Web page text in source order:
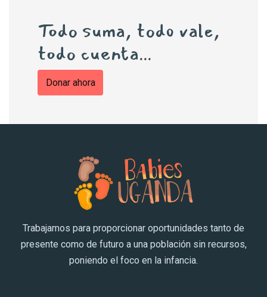
Todo suma, todo vale,
todo cuenta...
Donar ahora
Trabajamos para proporcionar oportunidades tanto de
presente como de futuro a una población sin recursos,
poniendo el foco en la infancia.